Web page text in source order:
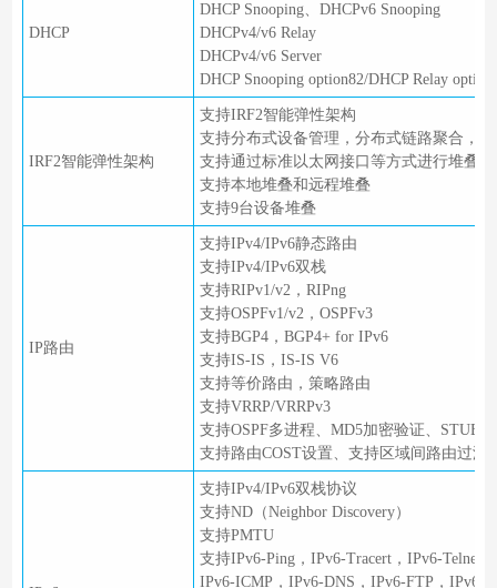
DHCP
DHCP Snooping、DHCPv6 Snooping
DHCPv4/v6 Relay
DHCPv4/v6 Server
DHCP Snooping option82/DHCP Relay
IRF2智能弹性架构
支持IRF2智能弹性架构
支持分布式设备管理，分布式链路聚合，
支持通过标准以太网接口等方式进行堆叠
支持本地堆叠和远程堆叠
支持9台设备堆叠
IP路由
支持IPv4/IPv6静态路由
支持IPv4/IPv6双栈
支持RIPv1/v2，RIPng
支持OSPFv1/v2，OSPFv3
支持BGP4，BGP4+ for IPv6
支持IS-IS，IS-IS V6
支持等价路由，策略路由
支持VRRP/VRRPv3
支持OSPF多进程、MD5加密验证、STUB/
支持路由COST设置、支持区域间路由过滤
支持IPv4/IPv6双栈协议
支持ND（Neighbor Discovery）
支持PMTU
支持IPv6-Ping，IPv6-Tracert，IPv6-Telnet
IPv6-ICMP，IPv6-DNS，IPv6-FTP，IPv6-